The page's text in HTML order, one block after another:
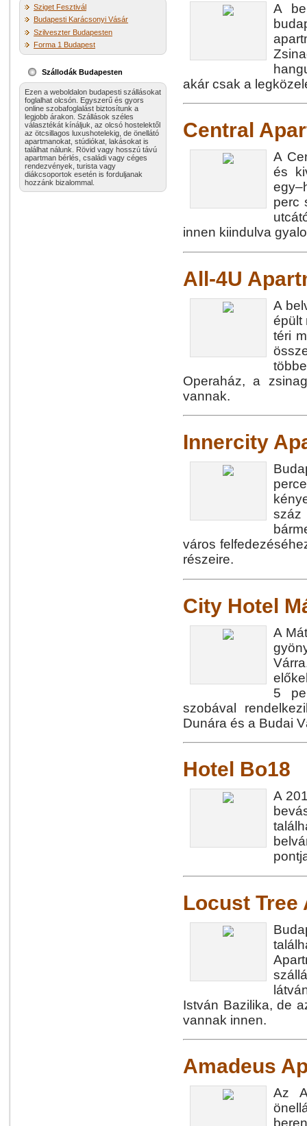
Sziget Fesztivál
Budapesti Karácsonyi Vásár
Szilveszter Budapesten
Forma 1 Budapest
Szállodák Budapesten
Ezen a weboldalon budapesti szállásokat
foglalhat olcsón. Egyszerű és gyors
online szobafoglalást biztosítunk a
legjobb árakon. Szállások széles
választékát kínáljuk, az olcsó hostelektől
az ötcsillagos luxushotelekig, de önellátó
apartmanokat, stúdiókat, lakásokat is
találhat nálunk. Rövid vagy hosszú távú
apartman bérlés, családi vagy céges
rendezvények, turista vagy
diákcsoportok esetén is forduljanak
hozzánk bizalommal.
A
akár csak a
Central
A
és
perc
innen kiindulva
All-4U
A
épült
téri
Operaház, a
vannak.
Innercity
város
részeire.
City Hotel
A
5
szobával
Dunára és a Budai
Hotel Bo18
A
Locust Tree
István Bazilika, de
vannak innen.
Amadeus
Az